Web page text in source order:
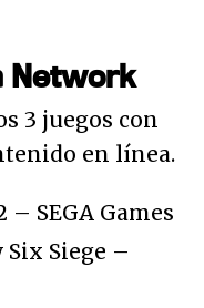
Network
3 juegos con
en línea.
– SEGA Games
Six Siege –